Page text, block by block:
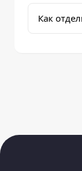
Как